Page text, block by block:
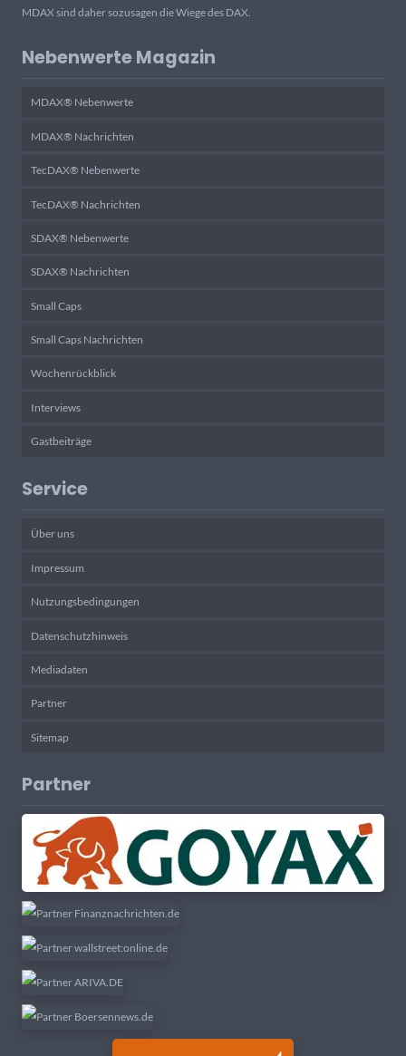
MDAX sind daher sozusagen die Wiege des DAX.
Nebenwerte Magazin
MDAX® Nebenwerte
MDAX® Nachrichten
TecDAX® Nebenwerte
TecDAX® Nachrichten
SDAX® Nebenwerte
SDAX® Nachrichten
Small Caps
Small Caps Nachrichten
Wochenrückblick
Interviews
Gastbeiträge
Service
Über uns
Impressum
Nutzungsbedingungen
Datenschutzhinweis
Mediadaten
Partner
Sitemap
Partner